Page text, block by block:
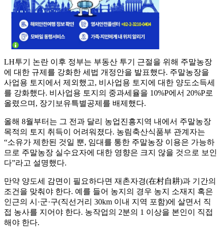
LH투기 논란 이후 정부는 부동산 투기 근절을 위해 주말농장
에 대한 규제를 강화한 세법 개정안을 발표했다. 주말농장을
사업용 토지에서 제외했고, 비사업용 토지에 대한 양도소득세
를 강화했다. 비사업용 토지의 중과세율을 10%P에서 20%P로
올렸으며, 장기보유특별공제를 배제했다.
올해 8월부터는 그 전과 달리 농업진흥지역 내에서 주말농장
목적의 토지 취득이 어려워졌다. 농림축산식품부 관계자는
“소유가 제한된 것일 뿐, 임대를 통한 주말농장 이용은 가능하
므로 주말농장 실수요자에 대한 영향은 크지 않을 것으로 보인
다”라고 설명했다.
만약 양도세 감면이 필요하다면 재촌자경(在村自耕)과 기간의
조건을 맞춰야 한다. 예를 들어 농지의 경우 농지 소재지 혹은
인근의 시·군·구(직선거리 30km 이내 지역 포함)에 살면서 직
접 농사를 지어야 한다. 농작업의 2분의 1 이상을 본인이 직접
해야 한다.